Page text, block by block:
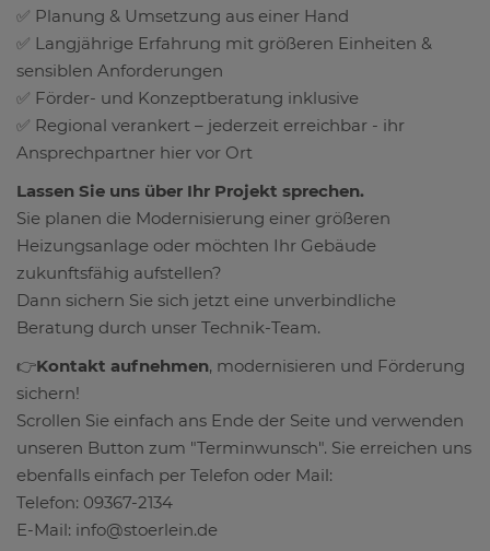
✅ Planung & Umsetzung aus einer Hand
✅ Langjährige Erfahrung mit größeren Einheiten &
sensiblen Anforderungen
✅ Förder- und Konzeptberatung inklusive
✅ Regional verankert – jederzeit erreichbar - ihr
Ansprechpartner hier vor Ort
Lassen Sie uns über Ihr Projekt sprechen.
Sie planen die Modernisierung einer größeren
Heizungsanlage oder möchten Ihr Gebäude
zukunftsfähig aufstellen?
Dann sichern Sie sich jetzt eine unverbindliche
Beratung durch unser Technik-Team.
👉Kontakt aufnehmen, modernisieren und Förderung
sichern!
Scrollen Sie einfach ans Ende der Seite und verwenden
unseren Button zum "Terminwunsch". Sie erreichen uns
ebenfalls einfach per Telefon oder Mail:
Telefon: 09367-2134
E-Mail: info@stoerlein.de